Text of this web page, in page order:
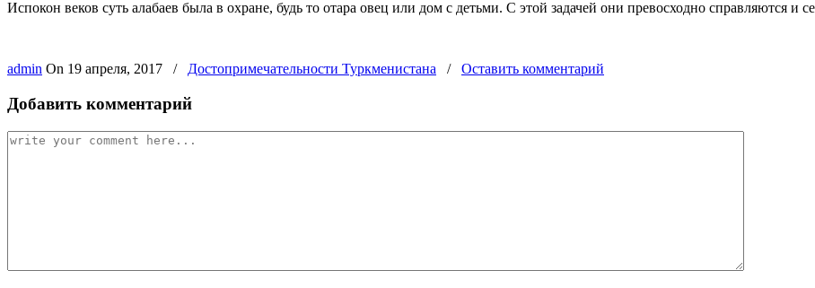
Испокон веков суть алабаев была в охране, будь то отара овец или дом с детьми. С этой задачей они превосходно справляются и
admin On 19 апреля, 2017 / Достопримечательности Туркменистана / Оставить комментарий
Добавить комментарий